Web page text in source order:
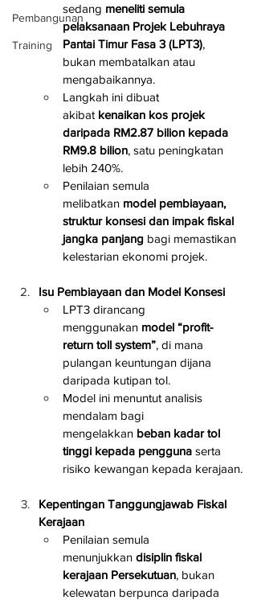
Pembangunan
Training
sedang meneliti semula
pelaksanaan Projek Lebuhraya
Pantai Timur Fasa 3 (LPT3),
bukan membatalkan atau
mengabaikannya.
Langkah ini dibuat
akibat kenaikan kos projek
daripada RM2.87 bilion kepada
RM9.8 bilion, satu peningkatan
lebih 240%.
Penilaian semula
melibatkan model pembiayaan,
struktur konsesi dan impak fiskal
jangka panjang bagi memastikan
kelestarian ekonomi projek.
Isu Pembiayaan dan Model Konsesi
LPT3 dirancang
menggunakan model “profit-
return toll system”, di mana
pulangan keuntungan dijana
daripada kutipan tol.
Model ini menuntut analisis
mendalam bagi
mengelakkan beban kadar tol
tinggi kepada pengguna serta
risiko kewangan kepada kerajaan.
Kepentingan Tanggungjawab Fiskal
Kerajaan
Penilaian semula
menunjukkan disiplin fiskal
kerajaan Persekutuan, bukan
kelewatan berpunca daripada